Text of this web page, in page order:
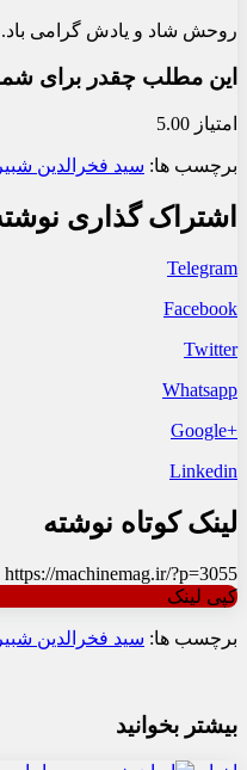
روحش شاد و یادش گرامی باد.
این مطلب چقدر برای
امتیاز 5.00
برچسب ها: سید فخرالدین
اشتراک گذاری
Telegram
Facebook
Twitter
Whatsapp
+Google
Linkedin
لینک کوتاه نوشته
https://machinemag.ir/?p=3055
کپی لینک
برچسب ها: سید فخرالدین
بیشتر بخوانید